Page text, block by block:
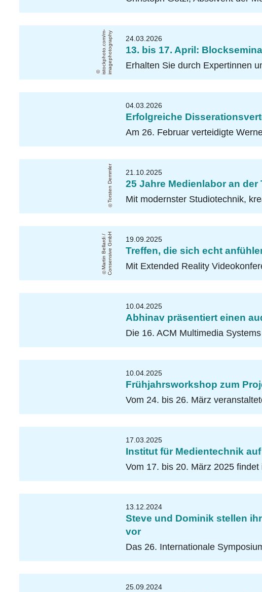
i
s
t
o
c
k
p
h
o
t
o
.
c
o
m
/m
-
i
m
a
g
e
p
h
o
t
o
g
r
a
p
hy 24.03.2026
13. bis 17. April:
Erhalten Sie durch Expertinnen
04.03.2026
Erfolgreiche
Am 26. Februar verteidigte
Torsten Demmler 21.10.2025
25 Jahre Medienlabor an der
Mit modernster Studiotechnik,
M
a
r
ti
n
B
ell
a
r
di
/
C
o
n
s
e
n
si
v
e
G
m
bH 19.09.2025
Treffen, die sich echt
Mit Extended Reality
10.04.2025
Abhinav präsentiert einen
Die 16. ACM Multimedia
10.04.2025
Frühjahrsworkshop zum
Vom 24. bis 26. März
17.03.2025
Institut für Medientechnik
Vom 17. bis 20. März 2025
13.12.2024
Steve und Dominik stellen
vor
Das 26. Internationale
25.09.2024